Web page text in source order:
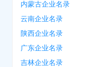
内蒙古企业名录
云南企业名录
陕西企业名录
广东企业名录
吉林企业名录